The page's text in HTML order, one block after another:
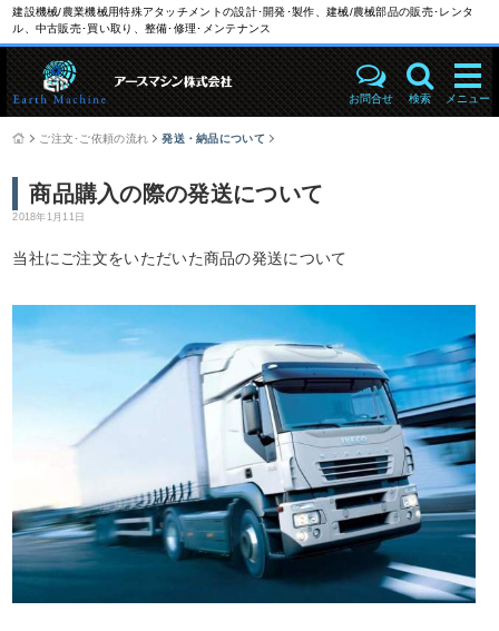
建設機械/農業機械用特殊アタッチメントの設計･開発･製作、建械/農械部品の販売･レンタ
ル、中古販売･買い取り、整備･修理･メンテナンス
お問合せ 検索 メニュー
ご注文･ご依頼の流れ 発送・納品について
商品購入の際の発送について
2018年1月11日
当社にご注文をいただいた商品の発送について